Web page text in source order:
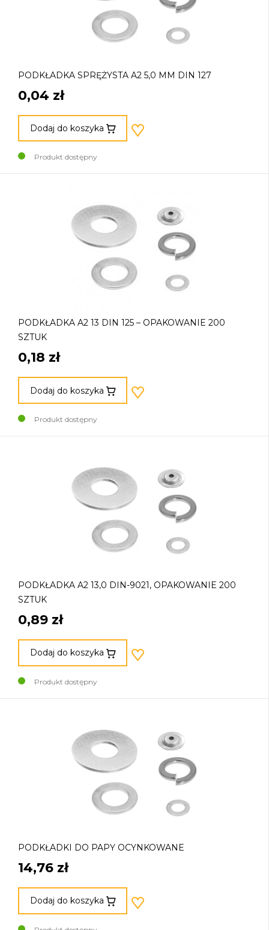
PODKŁADKA SPRĘŻYSTA A2 5,0 MM DIN 127
0,04 zł
Dodaj do koszyka
Produkt dostępny
PODKŁADKA A2 13 DIN 125 – OPAKOWANIE 200
SZTUK
0,18 zł
Dodaj do koszyka
Produkt dostępny
PODKŁADKA A2 13,0 DIN-9021, OPAKOWANIE 200
SZTUK
0,89 zł
Dodaj do koszyka
Produkt dostępny
PODKŁADKI DO PAPY OCYNKOWANE
14,76 zł
Dodaj do koszyka